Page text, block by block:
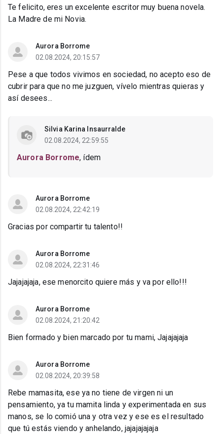
Te felicito, eres un excelente escritor muy buena novela.
La Madre de mi Novia.
Aurora Borrome
02.08.2024, 20:15:57
Pese a que todos vivimos en sociedad, no acepto eso de
cubrir para que no me juzguen, vívelo mientras quieras y
así desees...
Silvia Karina Insaurralde
02.08.2024, 22:59:55
Aurora Borrome, ídem
Aurora Borrome
02.08.2024, 22:42:19
Gracias por compartir tu talento!!
Aurora Borrome
02.08.2024, 22:31:46
Jajajajaja, ese menorcito quiere más y va por ello!!!
Aurora Borrome
02.08.2024, 21:20:42
Bien formado y bien marcado por tu mami, Jajajajaja
Aurora Borrome
02.08.2024, 20:39:58
Rebe mamasita, ese ya no tiene de virgen ni un
pensamiento, ya tu mamita linda y experimentada en sus
manos, se lo comió una y otra vez y ese es el resultado
que tú estás viendo y anhelando, jajajajajaja